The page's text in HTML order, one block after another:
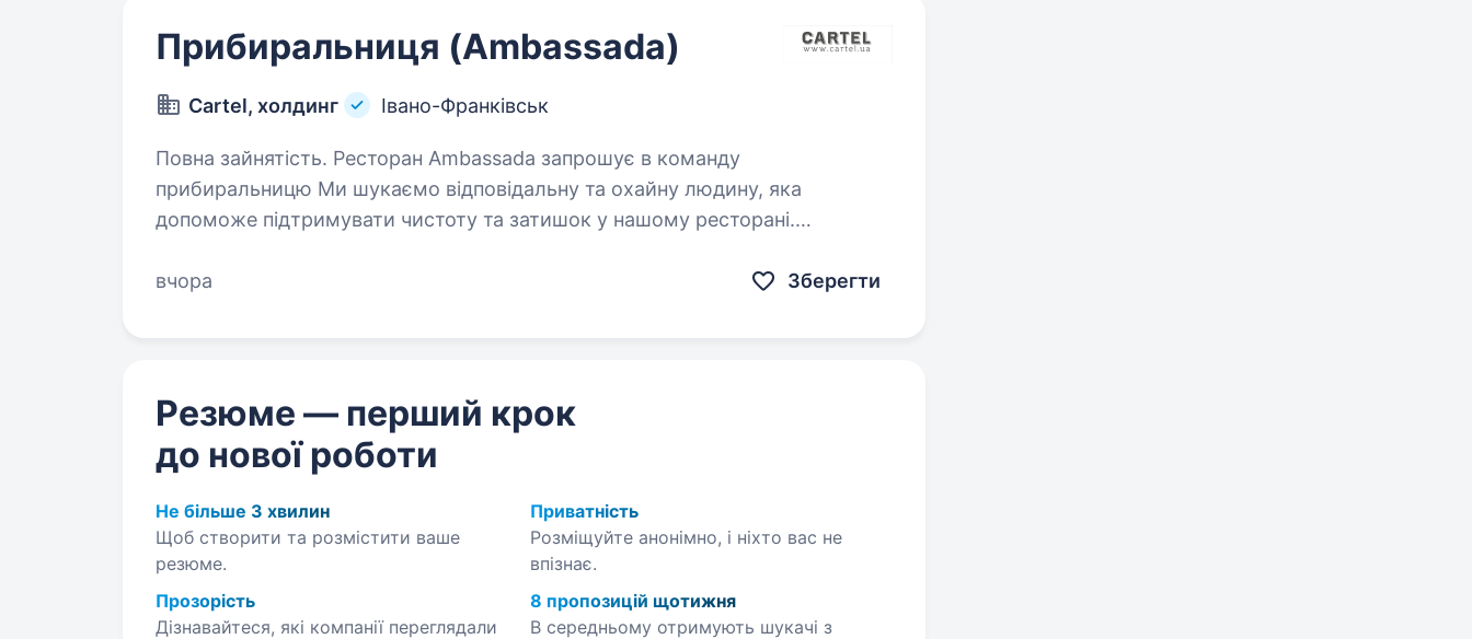
Прибиральниця (Ambassada)
Cartel, холдинг Івано-Франківськ
Повна зайнятість. Ресторан Ambassada запрошує в команду
прибиральницю Ми шукаємо відповідальну та охайну людину, яка
допоможе підтримувати чистоту та затишок у нашому ресторані.
вчора
Зберегти
Резюме — перший крок
до нової роботи
Не більше 3 хвилин
Щоб створити та розмістити ваше
резюме.
Приватність
Розміщуйте анонімно, і ніхто вас не
впізнає.
Прозорість
Дізнавайтеся, які компанії переглядали
8 пропозицій щотижня
В середньому отримують шукачі з